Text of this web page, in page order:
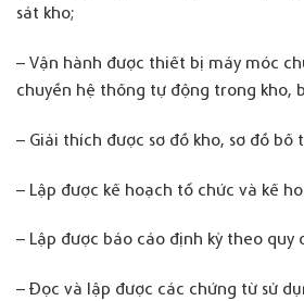
sát kho;
– Vận hành được thiết bị máy móc
chuyền hệ thống tự động trong kho,
– Giải thích được sơ đồ kho, sơ đồ bố
– Lập được kế hoạch tổ chức và kế
– Lập được báo cáo định kỳ theo quy
– Đọc và lập được các chứng từ sử